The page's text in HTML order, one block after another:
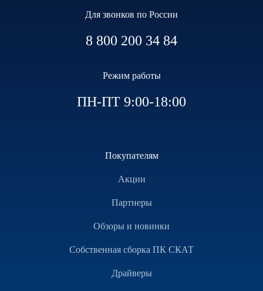
Для звонков по России
8 800 200 34 84
Режим работы
ПН-ПТ 9:00-18:00
Покупателям
Акции
Партнеры
Обзоры и новинки
Собственная сборка ПК СКАТ
Драйверы